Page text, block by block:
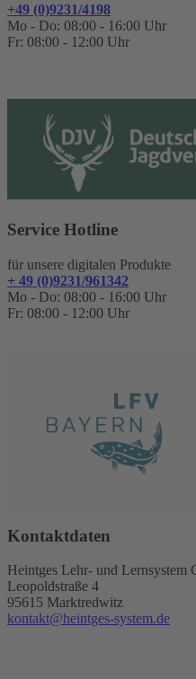
+49 (0)9231/4198
Mo - Do: 08:00 - 16:00 Uhr
Fr: 08:00 - 12:00 Uhr
Service Hotline
für unsere digitalen Produkte
+ 49 (0)9231/961342
Mo - Do: 08:00 - 16:00 Uhr
Fr: 08:00 - 12:00 Uhr
Kontaktdaten
Heintges Lehr- und Lernsystem
Leopoldstraße 4
95615 Marktredwitz
kontakt@heintges-system.de